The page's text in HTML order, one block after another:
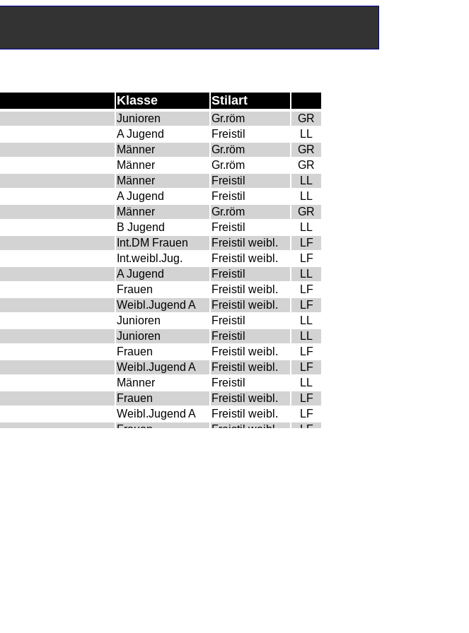
Klasse Stilart
Junioren Gr.röm
GR
A Jugend Freistil
LL
Männer Gr.röm
GR
Männer Gr.röm
GR
Männer Freistil
LL
A Jugend Freistil
LL
Männer Gr.röm
GR
B Jugend Freistil
LL
Int.DM Frauen Freistil weibl.
LF
Int.weibl.Jug. Freistil weibl.
LF
A Jugend Freistil
LL
Frauen Freistil weibl.
LF
Weibl.Jugend A Freistil weibl.
LF
Junioren Freistil
LL
Junioren Freistil
LL
Frauen Freistil weibl.
LF
Weibl.Jugend A Freistil weibl.
LF
Männer Freistil
LL
Frauen Freistil weibl.
LF
Weibl.Jugend A Freistil weibl.
LF
Frauen Freistil weibl.
LF